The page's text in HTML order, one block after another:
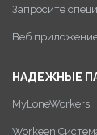
Запросите
Веб
НАДЕЖНЫЕ
MyLoneWorkers
Workeen